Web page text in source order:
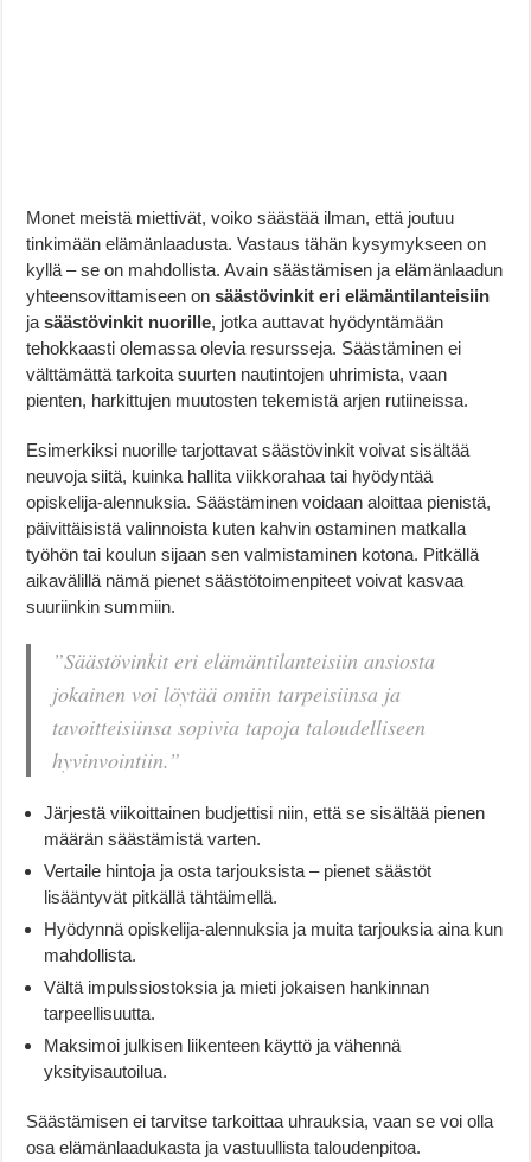
Monet meistä miettivät, voiko säästää ilman, että joutuu
tinkimään elämänlaadusta. Vastaus tähän kysymykseen on
kyllä – se on mahdollista. Avain säästämisen ja elämänlaadun
yhteensovittamiseen onsäästövinkit eri elämäntilanteisiin
jasäästövinkit nuorille, jotka auttavat hyödyntämään
tehokkaasti olemassa olevia resursseja. Säästäminen ei
välttämättä tarkoita suurten nautintojen uhrimista, vaan
pienten, harkittujen muutosten tekemistä arjen rutiineissa.
Esimerkiksi nuorille tarjottavat säästövinkit voivat sisältää
neuvoja siitä, kuinka hallita viikkorahaa tai hyödyntää
opiskelija-alennuksia. Säästäminen voidaan aloittaa pienistä,
päivittäisistä valinnoista kuten kahvin ostaminen matkalla
työhön tai koulun sijaan sen valmistaminen kotona. Pitkällä
aikavälillä nämä pienet säästötoimenpiteet voivat kasvaa
suuriinkin summiin.
”Säästövinkit eri elämäntilanteisiin ansiosta
jokainen voi löytää omiin tarpeisiinsa ja
tavoitteisiinsa sopivia tapoja taloudelliseen
hyvinvointiin.”
Järjestä viikoittainen budjettisi niin, että se sisältää pienen
määrän säästämistä varten.
Vertaile hintoja ja osta tarjouksista – pienet säästöt
lisääntyvät pitkällä tähtäimellä.
Hyödynnä opiskelija-alennuksia ja muita tarjouksia aina kun
mahdollista.
Vältä impulssiostoksia ja mieti jokaisen hankinnan
tarpeellisuutta.
Maksimoi julkisen liikenteen käyttö ja vähennä
yksityisautoilua.
Säästämisen ei tarvitse tarkoittaa uhrauksia, vaan se voi olla
osa elämänlaadukasta ja vastuullista taloudenpitoa.